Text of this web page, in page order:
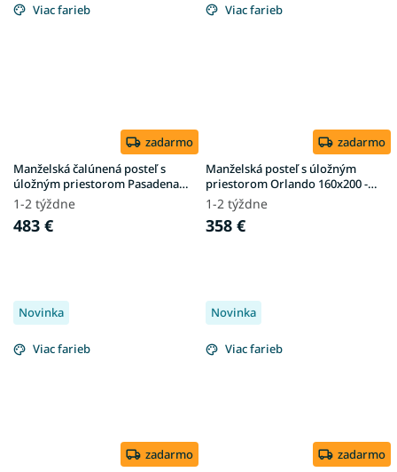
Viac farieb
zadarmo
Manželská čalúnená posteľ s
úložným priestorom Pasadena
160x200 - biela
1-2 týždne
483 €
Viac farieb
zadarmo
Manželská posteľ s úložným
priestorom Orlando 160x200 -
biela
1-2 týždne
358 €
Novinka
Viac farieb
zadarmo
Novinka
Viac farieb
zadarmo